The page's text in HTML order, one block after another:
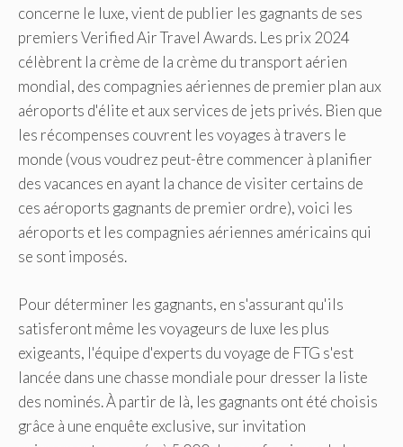
concerne le luxe, vient de publier les gagnants de ses
premiers Verified Air Travel Awards. Les prix 2024
célèbrent la crème de la crème du transport aérien
mondial, des compagnies aériennes de premier plan aux
aéroports d'élite et aux services de jets privés. Bien que
les récompenses couvrent les voyages à travers le
monde (vous voudrez peut-être commencer à planifier
des vacances en ayant la chance de visiter certains de
ces aéroports gagnants de premier ordre), voici les
aéroports et les compagnies aériennes américains qui
se sont imposés.
Pour déterminer les gagnants, en s'assurant qu'ils
satisferont même les voyageurs de luxe les plus
exigeants, l'équipe d'experts du voyage de FTG s'est
lancée dans une chasse mondiale pour dresser la liste
des nominés. À partir de là, les gagnants ont été choisis
grâce à une enquête exclusive, sur invitation